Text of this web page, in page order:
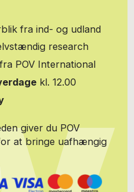
fra ind- og udland
research
POV International
kl. 12.00
giver du POV
at bringe uafhængig